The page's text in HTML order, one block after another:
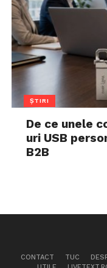
ȘTIRI
De ce unele
uri USB
B2B
CONTACT TUC